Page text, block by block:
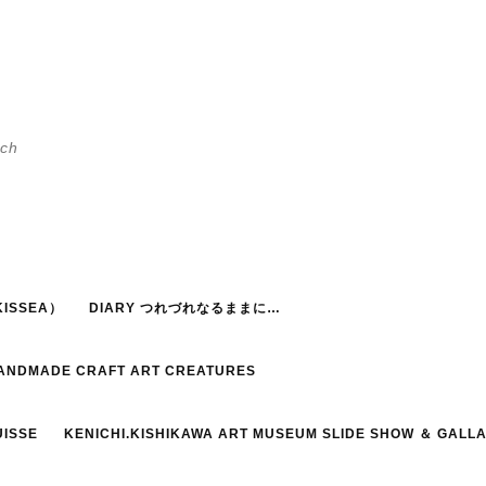
） DIARY つれづれなるままに…
CRAFT ART CREATURES
KENICHI.KISHIKAWA ART MUSEUM SLIDE SHOW ＆